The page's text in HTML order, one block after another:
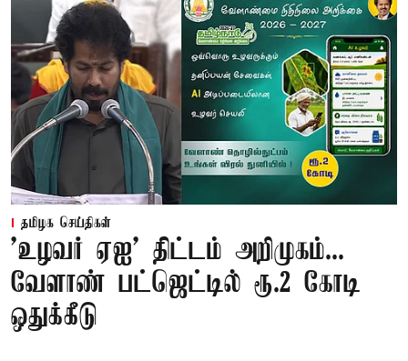
தமிழக செய்திகள்
'உழவர் ஏஐ' திட்டம் அறிமுகம்...
வேளாண் பட்ஜெட்டில் ரூ.2 கோடி
ஒதுக்கீடு